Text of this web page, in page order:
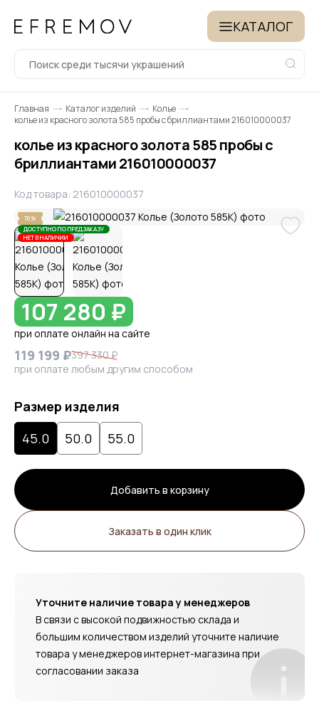
КАТАЛОГ
Главная Каталог изделий
Колье
колье из красного золота 585 пробы с бриллиантами 216010000037
колье из красного золота 585 пробы с
бриллиантами 216010000037
Код товара: 216010000037
70%
ДОСТУПНО ПО ПРЕДЗАКАЗУ
НЕТ В НАЛИЧИИ
107 280 ₽
при оплате онлайн на сайте
119 199 ₽397 330 ₽
при оплате любым другим способом
Размер изделия
45.0
50.0 55.0
Добавить в корзину
Заказать в один клик
Уточните наличие товара у менеджеров
В связи с высокой подвижностью склада и
большим количеством изделий уточните наличие
товара у менеджеров интернет-магазина при
согласовании заказа